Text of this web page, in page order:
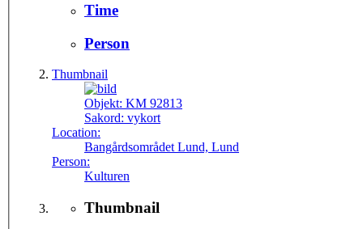
Time
Person
Thumbnail
Objekt: KM 92813
Sakord: vykort
Location:
Bangårdsområdet Lund, Lund
Person:
Kulturen
Thumbnail